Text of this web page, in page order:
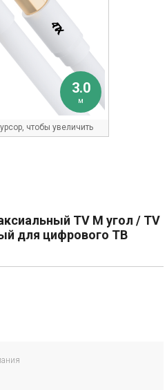
3.0
м
чтобы увеличить
TV M угол / TV
для цифрового ТВ